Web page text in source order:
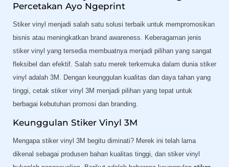
Percetakan Ayo Ngeprint
Stiker vinyl menjadi salah satu solusi terbaik untuk mempromosikan
bisnis atau meningkatkan brand awareness. Keberagaman jenis
stiker vinyl yang tersedia membuatnya menjadi pilihan yang sangat
fleksibel dan efektif. Salah satu merek terkemuka dalam dunia stiker
vinyl adalah 3M. Dengan keunggulan kualitas dan daya tahan yang
tinggi, cetak stiker vinyl 3M menjadi pilihan yang tepat untuk
berbagai kebutuhan promosi dan branding.
Keunggulan Stiker Vinyl 3M
Mengapa stiker vinyl 3M begitu diminati? Merek ini telah lama
dikenal sebagai produsen bahan kualitas tinggi, dan stiker vinyl